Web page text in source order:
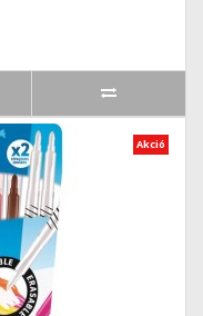
Akció